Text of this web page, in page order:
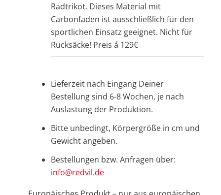
Radtrikot. Dieses Material mit
Carbonfaden ist ausschließlich für den
sportlichen Einsatz geeignet. Nicht für
Rucksäcke! Preis á 129€
Lieferzeit nach Eingang Deiner
Bestellung sind 6-8 Wochen, je nach
Auslastung der Produktion.
Bitte unbedingt, Körpergröße in cm und
Gewicht angeben.
Bestellungen bzw. Anfragen über:
info@redvil.de